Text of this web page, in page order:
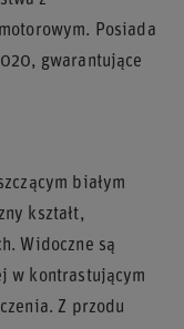
Posiada
gwarantujące
białym
kształt,
Widoczne są
w kontrastującym
Z przodu